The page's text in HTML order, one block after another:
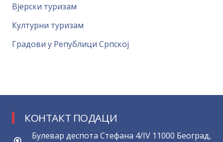
Вјерски туризам
Културни туризам
Градови у Републици Српској
КОНТАКТ ПОДАЦИ
Булевар деспота Стефана 4/IV 11000 Београд,